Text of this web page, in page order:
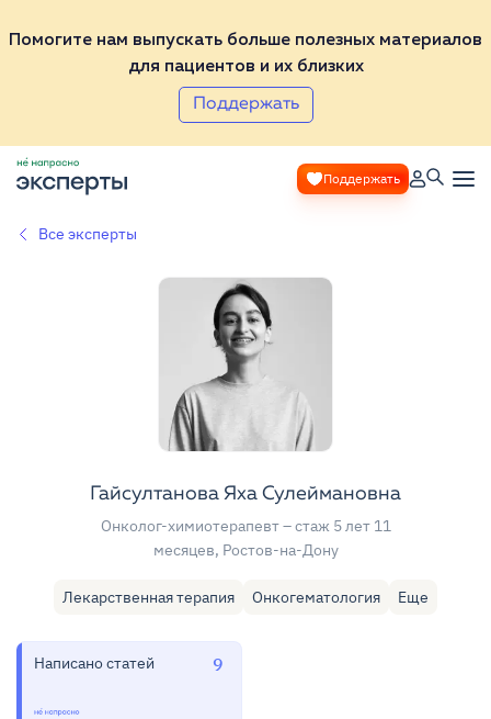
Помогите нам выпускать больше полезных материалов
для пациентов и их близких
Поддержать
Поддержать
Все эксперты
Гайсултанова Яха Сулеймановна
Онколог-химиотерапевт– стаж 5 лет 11
месяцев, Ростов-на-Дону
Лекарственная терапия Онкогематология Еще
9
Написано статей